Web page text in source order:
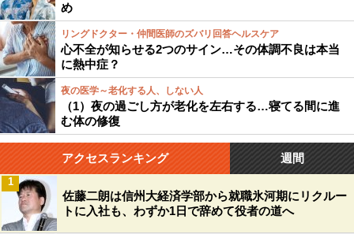
め
リングドクター・仲間医師のズバリ回答ヘルスケア
心不全が知らせる2つのサイン…その体調不良は本当
に熱中症？
夜の医学～老化する人、しない人
（1）夜の過ごし方が老化を左右する…寝てる間に進
む体の修復
アクセスランキング 週間
佐藤二朗は信州大経済学部から就職氷河期にリクルー
トに入社も、わずか1日で辞めて役者の道へ
1